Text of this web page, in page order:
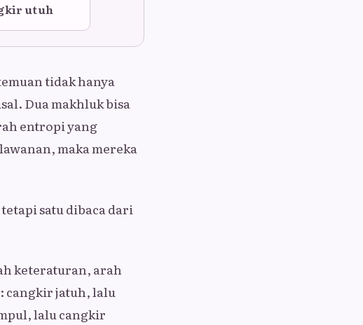
utuh
tidak hanya
Dua makhluk bisa
entropi yang
maka mereka
satu dibaca dari
keteraturan, arah
cangkir jatuh, lalu
lalu cangkir